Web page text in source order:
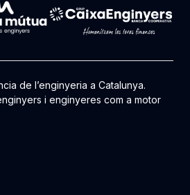
de l’enginyeria a Catalunya.
i enginyeres com a motor